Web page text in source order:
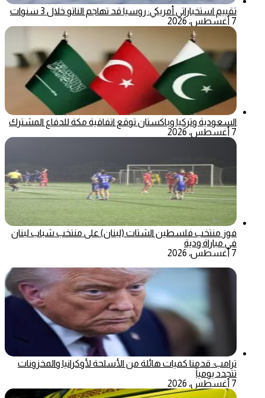
تقييم استخباراتي أمريكي: روسيا قد تهاجم الناتو خلال 3 سنوات
7 أغسطس، 2026
السعودية وتركيا وباكستان توقع اتفاقية مكة للدفاع المشترك
7 أغسطس، 2026
فوز منتخب فلسطين الشتات (لبنان) على منتخب شباب لبنان
في مباراة ودية
7 أغسطس، 2026
ترامب: قدمنا كميات هائلة من الأسلحة لأوكرانيا والمخزونات
تتجدد يومياً
7 أغسطس، 2026